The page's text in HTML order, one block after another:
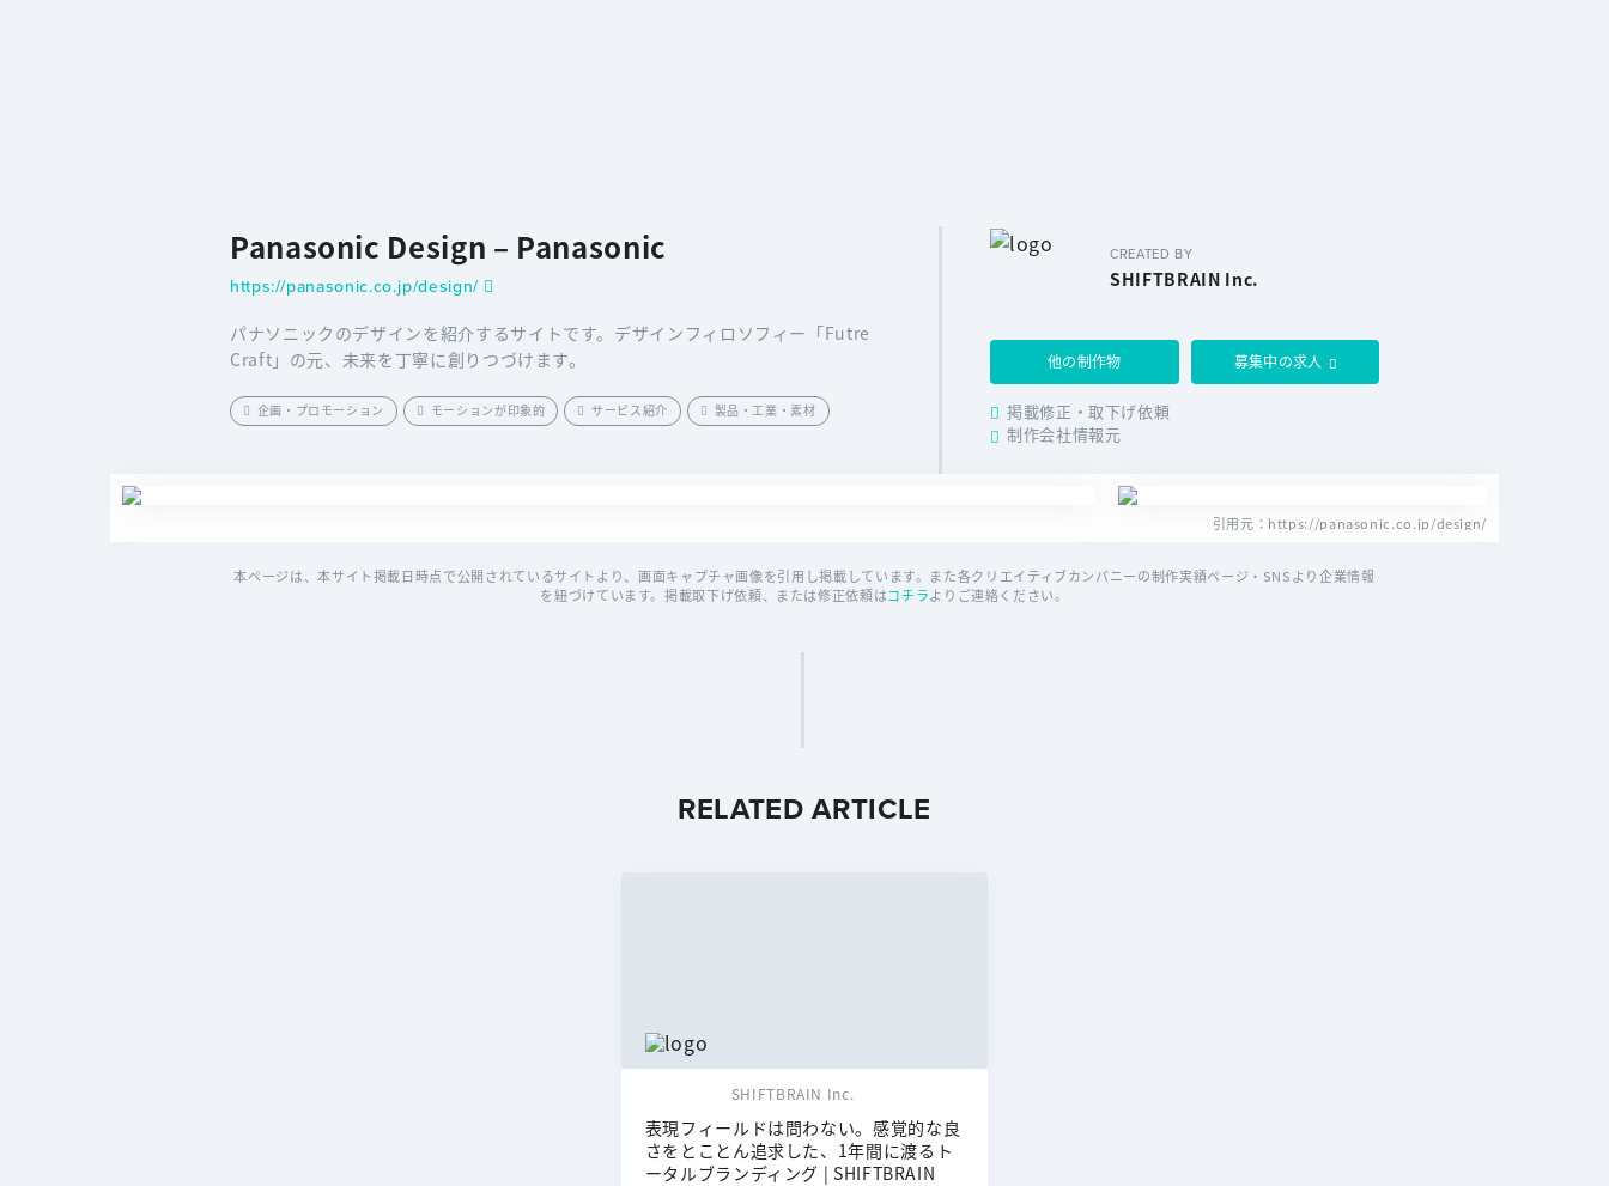
Panasonic Design – Panasonic
https://panasonic.co.jp/design/
パナソニックのデザインを紹介するサイトです。デザインフィロソフィー「Futre
Craft」の元、未来を丁寧に創りつづけます。
企画・プロモーション モーションが印象的 サービス紹介 製品・工業・素材
CREATED BY
SHIFTBRAIN Inc.
他の制作物 募集中の求人
掲載修正・取下げ依頼
制作会社情報元
引用元：https://panasonic.co.jp/design/
本ページは、本サイト掲載日時点で公開されているサイトより、画面キャプチャ画像を引用し掲載しています。また各クリエイティブカンパニーの制作実績ページ・SNSより企業情報
を紐づけています。掲載取下げ依頼、または修正依頼はコチラよりご連絡ください。
RELATED ARTICLE
SHIFTBRAIN Inc.
表現フィールドは問わない。感覚的な良
さをとことん追求した、1年間に渡るト
ータルブランディング | SHIFTBRAIN